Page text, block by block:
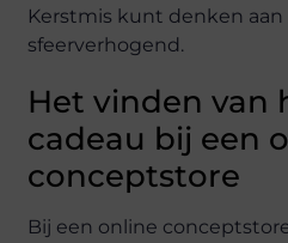
Kerstmis kunt denken aan
sfeerverhogend.
Het vinden van
cadeau bij een
conceptstore
Bij een online